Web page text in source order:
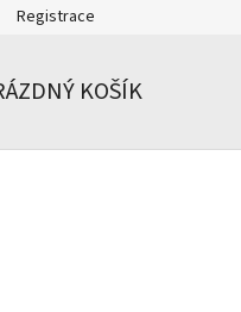
Registrace
KOŠÍK